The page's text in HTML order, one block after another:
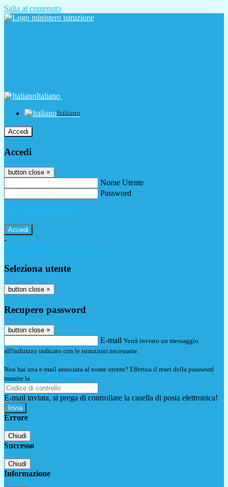
Salta al contenuto
Italiano
Italiano
Accedi
Accedi
button close ×
Nome Utente
Password
Password dimenticata?
-
Entra con SPID
Entra con CIE
Seleziona utente
button close ×
Recupero password
button close ×
E-mail Verrà inviato un messaggio
all'indirizzo indicato con le istruzioni necessarie.
Non hai una e-mail associata al nome utente? Effettua il reset della password
tramite la Login Spaggiari
E-mail inviata, si prega di controllare la casella di posta elettronica!
Errore
Chiudi
Successo
Chiudi
Informazione